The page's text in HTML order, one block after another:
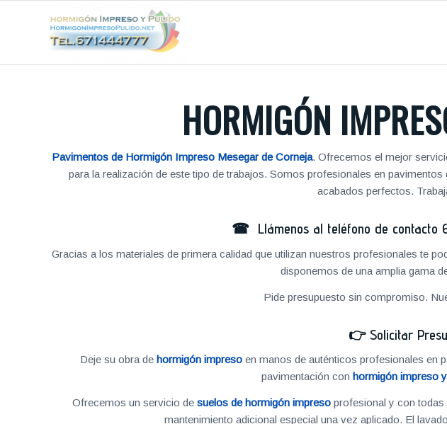
HORMIGÓN
Pavimentos de Hormigón Impreso Mesegar de Corneja. Ofrecemos el mejor
para la realización de este tipo de trabajos. Somos profesionales en
acabados perfectos.
☎ Llámenos al teléfono de contacto
Gracias a los materiales de primera calidad que utilizan nuestros profesionales te
disponemos de una amplia gama
Pide presupuesto sin compromiso.
👉 Solicitar
Deje su obra de hormigón impresoen manos de auténticos profesionales en
pavimentación con hormigón impreso
Ofrecemos un servicio de suelos de hormigón impresoprofesional y con todas
mantenimiento adicional especial una vez aplicado. El